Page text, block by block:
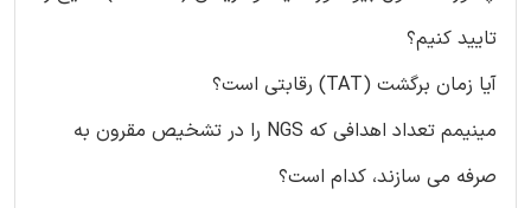
تایید کنیم؟
آیا زمان برگشت (TAT) رقابتی است؟
مینیمم تعداد اهدافی که NGS را در تشخیص مقرون به
صرفه می سازند، کدام است؟